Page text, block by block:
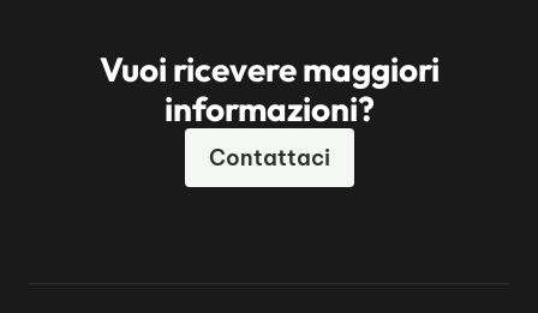
Vuoi ricevere maggiori
informazioni?
Contattaci